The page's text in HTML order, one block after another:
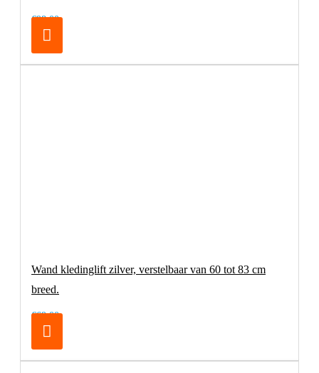
€98,00
Wand kledinglift zilver, verstelbaar van 60 tot 83 cm
breed.
€69,00